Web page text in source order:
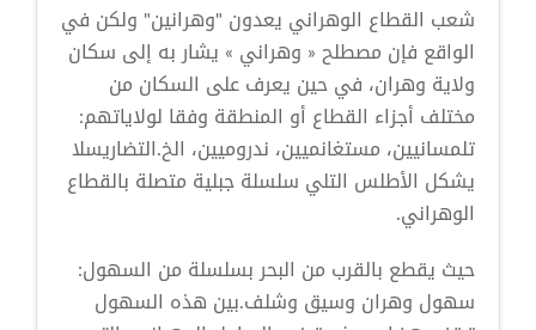
شعب القطاع الوهراني يعدون "وهرانين" ولكن في
الواقع فإن مصطلح « وهراني » يشار به إلى سكان
ولاية وهران، في حين يعرف على السكان من
مختلف أجزاء القطاع أو المنطقة وفقا لولاياتهم:
تلمسانيين، مستغانميين، ندروميين، الخ.التضاريسلا
يشكل الأطلس التلي سلسلة جبلية متصلة بالقطاع
الوهراني.
حيث يقطع بالقرب من البحر بسلسلة من السهول:
سهول وهران وسيق وشلف.بين هذه السهول